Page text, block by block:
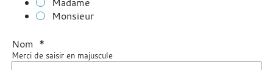
Monsieur
Nom *
Merci de saisir en majuscule